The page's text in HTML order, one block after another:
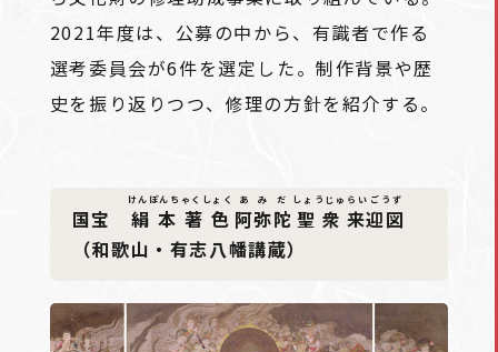
2021年度は、公募の中から、有識者で作る
選考委員会が6件を選定した。制作背景や歴
史を振り返りつつ、修理の方針を紹介する。
国宝 絹本著色
けんぽんちゃくしょく
阿弥陀
あみだ
聖衆
しょうじゅ
来迎図
らいごうず
（和歌山・有志八幡講蔵）